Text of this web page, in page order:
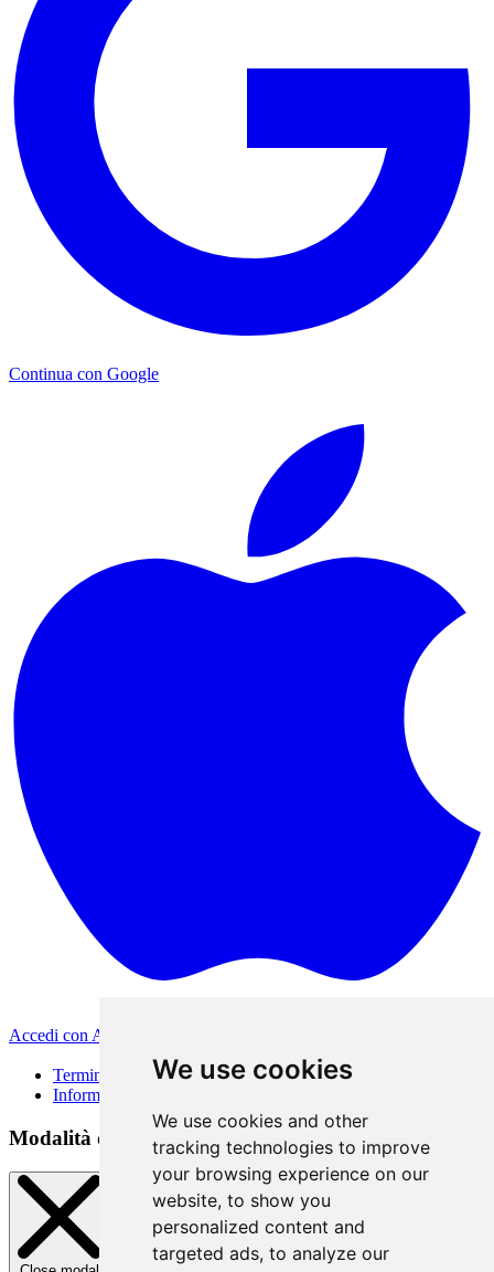
We use cookies
We use cookies and other
tracking technologies to improve
your browsing experience on our
website, to show you
personalized content and
targeted ads, to analyze our
Continua con Google
Accedi con Apple
Termini di Utilizzo
Informativa sulla privacy
Modalità di accesso